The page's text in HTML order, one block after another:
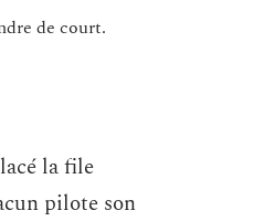
de court.
la file
pilote son